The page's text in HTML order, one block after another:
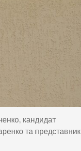
кандидат
та представник